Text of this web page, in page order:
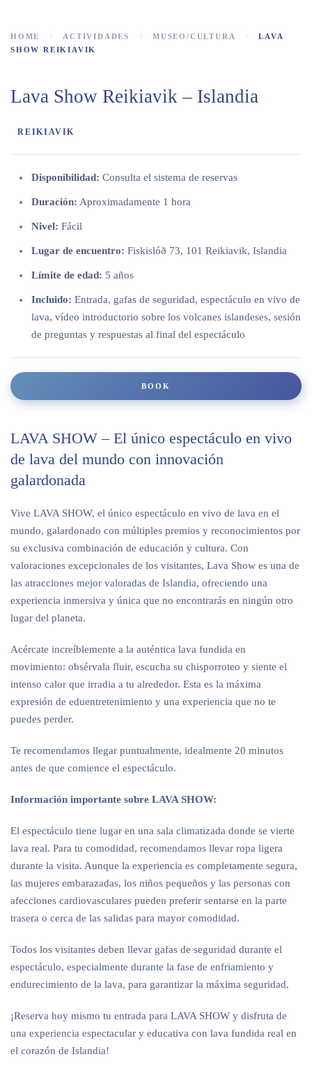
HOME ACTIVIDADES MUSEO/CULTURA
LAVA
SHOW REIKIAVIK
Lava Show Reikiavik – Islandia
REIKIAVIK
Disponibilidad: Consulta el sistema de reservas
Duración: Aproximadamente 1 hora
Nivel: Fácil
Lugar de encuentro: Fiskislóð 73, 101 Reikiavik, Islandia
Límite de edad: 5 años
Incluido: Entrada, gafas de seguridad, espectáculo en vivo de
lava, vídeo introductorio sobre los volcanes islandeses, sesión
de preguntas y respuestas al final del espectáculo
BOOK
LAVA SHOW – El único espectáculo en vivo
de lava del mundo con innovación
galardonada
Vive LAVA SHOW, el único espectáculo en vivo de lava en el
mundo, galardonado con múltiples premios y reconocimientos por
su exclusiva combinación de educación y cultura. Con
valoraciones excepcionales de los visitantes, Lava Show es una de
las atracciones mejor valoradas de Islandia, ofreciendo una
experiencia inmersiva y única que no encontrarás en ningún otro
lugar del planeta.
Acércate increíblemente a la auténtica lava fundida en
movimiento: obsérvala fluir, escucha su chisporroteo y siente el
intenso calor que irradia a tu alrededor. Esta es la máxima
expresión de eduentretenimiento y una experiencia que no te
puedes perder.
Te recomendamos llegar puntualmente, idealmente 20 minutos
antes de que comience el espectáculo.
Información importante sobre LAVA SHOW:
El espectáculo tiene lugar en una sala climatizada donde se vierte
lava real. Para tu comodidad, recomendamos llevar ropa ligera
durante la visita. Aunque la experiencia es completamente segura,
las mujeres embarazadas, los niños pequeños y las personas con
afecciones cardiovasculares pueden preferir sentarse en la parte
trasera o cerca de las salidas para mayor comodidad.
Todos los visitantes deben llevar gafas de seguridad durante el
espectáculo, especialmente durante la fase de enfriamiento y
endurecimiento de la lava, para garantizar la máxima seguridad.
¡Reserva hoy mismo tu entrada para LAVA SHOW y disfruta de
una experiencia espectacular y educativa con lava fundida real en
el corazón de Islandia!